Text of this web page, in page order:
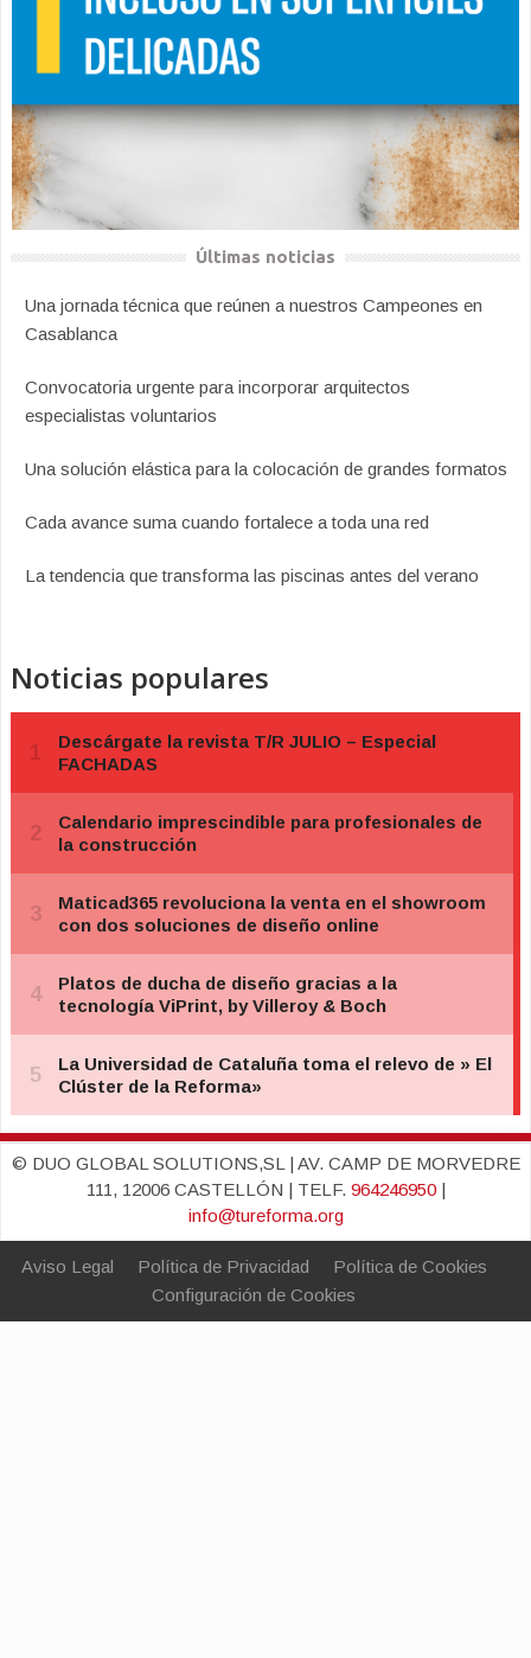
Últimas noticias
Una jornada técnica que reúnen a nuestros Campeones en
Casablanca
Convocatoria urgente para incorporar arquitectos
especialistas voluntarios
Una solución elástica para la colocación de grandes formatos
Cada avance suma cuando fortalece a toda una red
La tendencia que transforma las piscinas antes del verano
Noticias populares
© DUO GLOBAL SOLUTIONS,SL | AV. CAMP DE MORVEDRE
111, 12006 CASTELLÓN | TELF. 964246950|
info@tureforma.org
Aviso Legal Política de Privacidad
Política de Cookies
Configuración de Cookies